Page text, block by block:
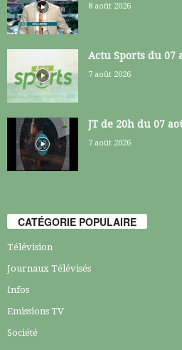
8 août 2026
Actu Sports du 07
7 août 2026
JT de 20h du 07
7 août 2026
CATÉGORIE POPULAIRE
Télévision
Journaux Télévisés
Infos
Emissions TV
Société